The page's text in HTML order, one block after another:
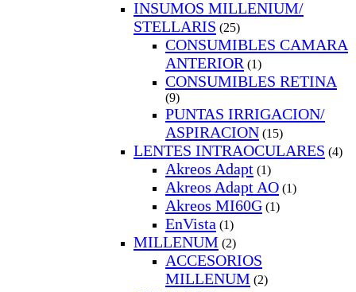
INSUMOS MILLENIUM/
STELLARIS (25)
CONSUMIBLES CAMARA
ANTERIOR (1)
CONSUMIBLES RETINA
(9)
PUNTAS IRRIGACION/
ASPIRACION (15)
LENTES INTRAOCULARES (4)
Akreos Adapt (1)
Akreos Adapt AO (1)
Akreos MI60G (1)
EnVista (1)
MILLENUM (2)
ACCESORIOS
MILLENUM (2)